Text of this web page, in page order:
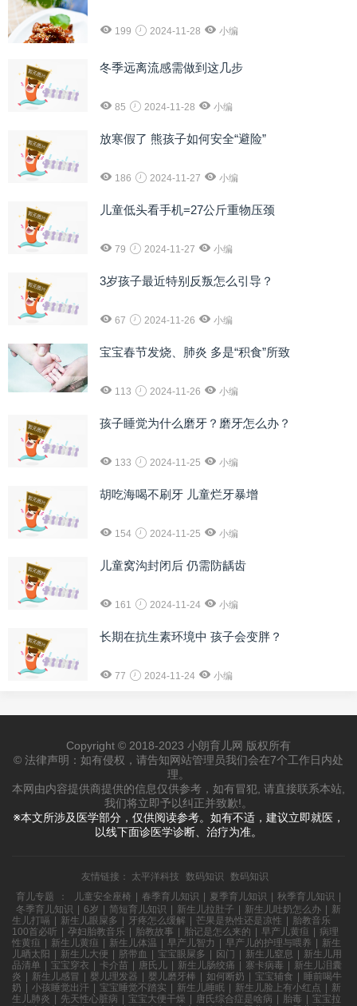
199 2024-11-28 小编
冬季远离流感需做到这几步
85 2024-11-28 小编
放寒假了 熊孩子如何安全“避险”
186 2024-11-27 小编
儿童低头看手机=27公斤重物压颈
79 2024-11-27 小编
3岁孩子最近特别反叛怎么引导？
67 2024-11-26 小编
宝宝春节发烧、肺炎 多是“积食”所致
113 2024-11-26 小编
孩子睡觉为什么磨牙？磨牙怎么办？
133 2024-11-25 小编
胡吃海喝不刷牙 儿童烂牙暴增
154 2024-11-25 小编
儿童窝沟封闭后 仍需防龋齿
161 2024-11-24 小编
长期在抗生素环境中 孩子会变胖？
77 2024-11-24 小编
Copyright © 2018-2023 小朗育儿网 版权所有
© 法律声明：如有侵权，请告知网站管理员我们会在7个工作日内处
理。
本网由内容提供商提供的信息仅供参考，如有冒犯, 请直接联系本站,
我们将立即予以纠正并致歉!。
※本文所涉及医学部分，仅供阅读参考。如有不适，建议立即就医，
以线下面诊医学诊断、治疗为准。
友情链接： 太平洋科技 数码知识
数码知识
育儿专题
： 儿童安全座椅 春季育儿知识 夏季育儿知识 秋季育儿知识
冬季育儿知识
6岁 简短育儿知识 新生儿拉肚子 新生儿吐奶怎么办
新
生儿打嗝
新生儿眼屎多 牙疼怎么缓解 芒果是热性还是凉性
胎教音乐
100首必听
孕妇胎教音乐 胎教故事 胎记是怎么来的 早产儿黄疸
病理
性黄疸
新生儿黄疸 新生儿体温 早产儿智力 早产儿的护理与喂养
新生
儿晒太阳
新生儿大便 脐带血 宝宝眼屎多 囟门 新生儿窒息
新生儿用
品清单
宝宝穿衣 卡介苗 唐氏儿 新生儿肠绞痛 寨卡病毒
新生儿泪囊
炎
新生儿感冒 婴儿理发器 婴儿磨牙棒 如何断奶 宝宝辅食
睡前喝牛
奶
小孩睡觉出汗 宝宝睡觉不踏实 新生儿睡眠 新生儿脸上有小红点
新
生儿肺炎
先天性心脏病 宝宝大便干燥 唐氏综合症是啥病 胎毒
宝宝拉